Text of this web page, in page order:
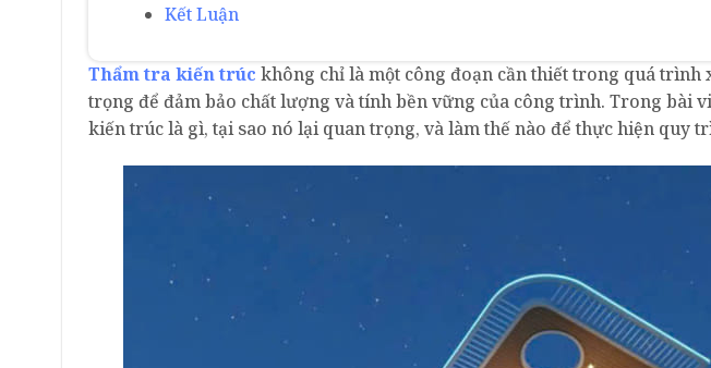
Kết Luận
Thẩm tra kiến trúc không chỉ là một công đoạn cần thiết trong quá trình
trọng để đảm bảo chất lượng và tính bền vững của công trình. Trong bài
kiến trúc là gì, tại sao nó lại quan trọng, và làm thế nào để thực hiện quy